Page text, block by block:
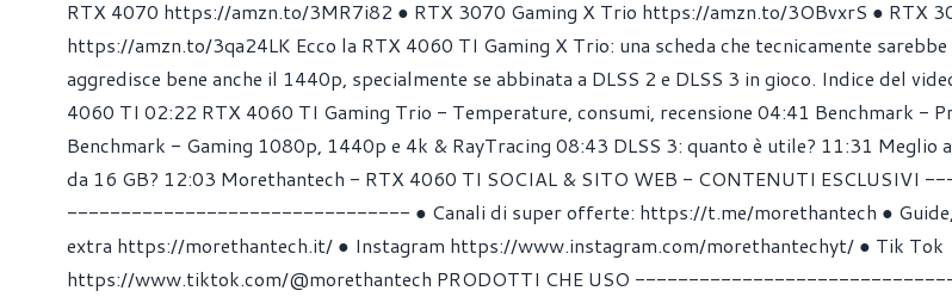
RTX 4070 https://amzn.to/3MR7i82 ● RTX 3070 Gaming X Trio https://amzn.to/3OBvxrS ● RTX
https://amzn.to/3qa24LK Ecco la RTX 4060 TI Gaming X Trio: una scheda che tecnicamente
aggredisce bene anche il 1440p, specialmente se abbinata a DLSS 2 e DLSS 3 in gioco. Indice del
4060 TI 02:22 RTX 4060 TI Gaming Trio - Temperature, consumi, recensione 04:41 Benchmark -
Benchmark - Gaming 1080p, 1440p e 4k & RayTracing 08:43 DLSS 3: quanto è utile? 11:31 Meglio
da 16 GB? 12:03 Morethantech - RTX 4060 TI SOCIAL & SITO WEB - CONTENUTI
-------------------------------- ● Canali di super offerte: https://t.me/morethantech ● Guide,
extra https://morethantech.it/ ● Instagram https://www.instagram.com/morethantechyt/ ● Tik Tok
https://www.tiktok.com/@morethantech PRODOTTI CHE USO